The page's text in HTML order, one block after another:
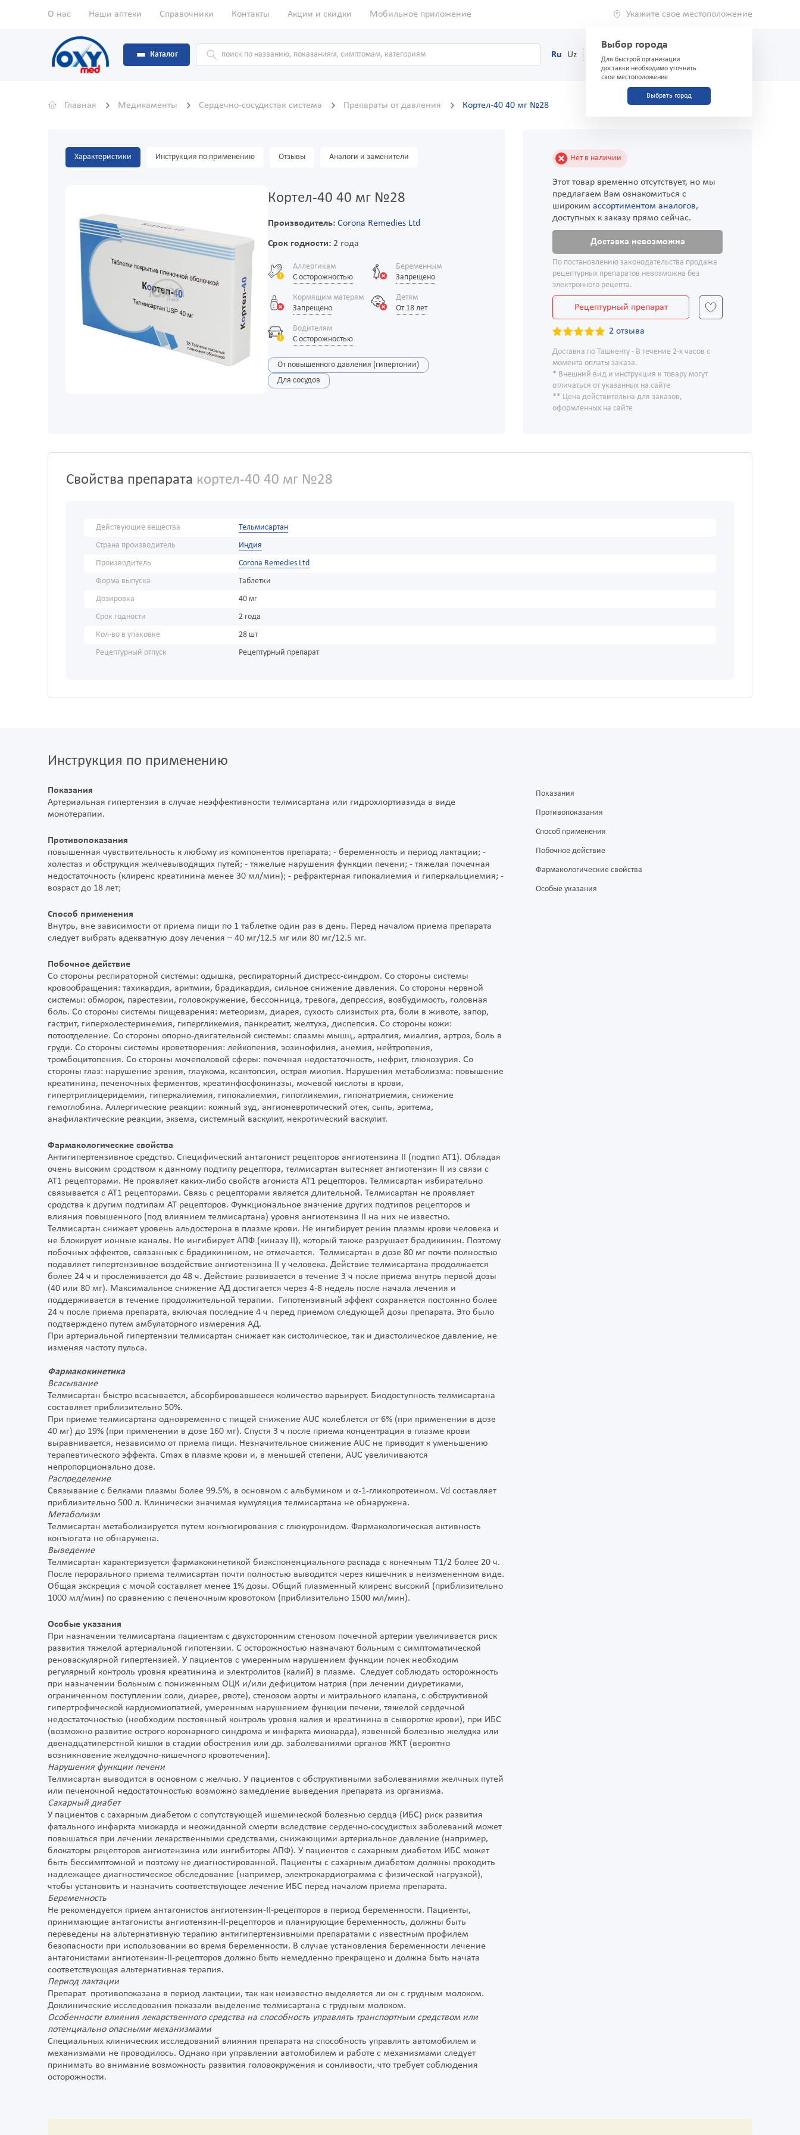
О нас Наши аптеки Справочники Контакты Акции и скидки Мобильное приложение Укажите свое местоположение
Выбор города
Для быстрой организации
доставки необходимо уточнить
свое местоположение
Выбрать город
Каталог Ru Uz (71) 200-03-03
Главная Медикаменты Сердечно-сосудистая система Препараты от давления Кортел-40 40 мг №28
Характеристики Инструкция по применению Отзывы Аналоги и заменители
Кортел-40 40 мг №28
Производитель: Corona Remedies Ltd
Срок годности:2 года
Аллергикам
С осторожностью
Беременным
Запрещено
Кормящим матерям
Запрещено
Детям
От 18 лет
Водителям
С осторожностью
От повышенного давления (гипертонии)
Для сосудов
Нет в наличии
Этот товар временно отсутствует, но мы
предлагаем Вам ознакомиться с
широким ассортиментом аналогов,
доступных к заказу прямо сейчас.
Доставка невозможна
По постановлению законодательства продажа
рецептурных препаратов невозможна без
электронного рецепта.
Рецептурный препарат
2 отзыва
Доставка по Ташкенту - В течение 2-х часов с
момента оплаты заказа.
* Внешний вид и инструкция к товару могут
отличаться от указанных на сайте
** Цена действительна для заказов,
оформленных на сайте
Свойства препарата кортел-40 40 мг №28
Действующие вещества
Тельмисартан
Страна производитель
Индия
Производитель
Corona Remedies Ltd
Форма выпуска
Таблетки
Дозировка
40 мг
Срок годности
2 года
Кол-во в упаковке
28 шт
Рецептурный отпуск
Рецептурный препарат
Инструкция по применению
Показания
Артериальная гипертензия в случае неэффективности телмисартана или гидрохлортиазида в виде
монотерапии.
Противопоказания
повышенная чувствительность к любому из компонентов препарата; - беременность и период лактации; -
холестаз и обструкция желчевыводящих путей; - тяжелые нарушения функции печени; - тяжелая почечная
недостаточность (клиренс креатинина менее 30 мл/мин); - рефрактерная гипокалиемия и гиперкальциемия; -
возраст до 18 лет;
Способ применения
Внутрь, вне зависимости от приема пищи по 1 таблетке один раз в день. Перед началом приема препарата
следует выбрать адекватную дозу лечения – 40 мг/12.5 мг или 80 мг/12.5 мг.
Побочное действие
Со стороны респираторной системы: одышка, респираторный дистресс-синдром. Со стороны системы
кровообращения: тахикардия, аритмии, брадикардия, сильное снижение давления. Со стороны нервной
системы: обморок, парестезии, головокружение, бессонница, тревога, депрессия, возбудимость, головная
боль. Со стороны системы пищеварения: метеоризм, диарея, сухость слизистых рта, боли в животе, запор,
гастрит, гиперхолестеринемия, гипергликемия, панкреатит, желтуха, диспепсия. Со стороны кожи:
потоотделение. Со стороны опорно-двигательной системы: спазмы мышц, артралгия, миалгия, артроз, боль в
груди. Со стороны системы кроветворения: лейкопения, эозинофилия, анемия, нейтропения,
тромбоцитопения. Со стороны мочеполовой сферы: почечная недостаточность, нефрит, глюкозурия. Со
стороны глаз: нарушение зрения, глаукома, ксантопсия, острая миопия. Нарушения метаболизма: повышение
креатинина, печеночных ферментов, креатинфосфокиназы, мочевой кислоты в крови,
гипертриглицеридемия, гиперкалиемия, гипокалиемия, гипогликемия, гипонатриемия, снижение
гемоглобина. Аллергические реакции: кожный зуд, ангионевротический отек, сыпь, эритема,
анафилактические реакции, экзема, системный васкулит, некротический васкулит.
Фармакологические свойства
Антигипертензивное средство. Специфический антагонист рецепторов ангиотензина II (подтип АТ1). Обладая
очень высоким сродством к данному подтипу рецептора, телмисартан вытесняет ангиотензин II из связи с
АТ1 рецепторами. Не проявляет каких-либо свойств агониста АТ1 рецепторов. Телмисартан избирательно
связывается с AT1 рецепторами. Связь с рецепторами является длительной. Телмисартан не проявляет
сродства к другим подтипам АТ рецепторов. Функциональное значение других подтипов рецепторов и
влияния повышенного (под влиянием телмисартана) уровня ангиотензина II на них не известно.
Телмисартан снижает уровень альдостерона в плазме крови. Не ингибирует ренин плазмы крови человека и
не блокирует ионные каналы. Не ингибирует АПФ (киназу II), который также разрушает брадикинин. Поэтому
побочных эффектов, связанных с брадикинином, не отмечается. Телмисартан в дозе 80 мг почти полностью
подавляет гипертензивное воздействие ангиотензина II у человека. Действие телмисартана продолжается
более 24 ч и прослеживается до 48 ч. Действие развивается в течение 3 ч после приема внутрь первой дозы
(40 или 80 мг). Максимальное снижение АД достигается через 4-8 недель после начала лечения и
поддерживается в течение продолжительной терапии. Гипотензивный эффект сохраняется постоянно более
24 ч после приема препарата, включая последние 4 ч перед приемом следующей дозы препарата. Это было
подтверждено путем амбулаторного измерения АД.
При артериальной гипертензии телмисартан снижает как систолическое, так и диастолическое давление, не
изменяя частоту пульса.
Фармакокинетика
Всасывание
Телмисартан быстро всасывается, абсорбировавшееся количество варьирует. Биодоступность телмисартана
составляет приблизительно 50%.
При приеме телмисартана одновременно с пищей снижение AUC колеблется от 6% (при применении в дозе
40 мг) до 19% (при применении в дозе 160 мг). Спустя 3 ч после приема концентрация в плазме крови
выравнивается, независимо от приема пищи. Незначительное снижение AUC не приводит к уменьшению
терапевтического эффекта. Сmax в плазме крови и, в меньшей степени, AUC увеличиваются
непропорционально дозе.
Распределение
Связывание с белками плазмы более 99.5%, в основном с альбумином и α-1-гликопротеином. Vd составляет
приблизительно 500 л. Клинически значимая кумуляция телмисартана не обнаружена.
Метаболизм
Телмисартан метаболизируется путем конъюгирования с глюкуронидом. Фармакологическая активность
конъюгата не обнаружена.
Выведение
Телмисартан характеризуется фармакокинетикой биэкспоненциального распада с конечным Т1/2 более 20 ч.
После перорального приема телмисартан почти полностью выводится через кишечник в неизмененном виде.
Общая экскреция с мочой составляет менее 1% дозы. Общий плазменный клиренс высокий (приблизительно
1000 мл/мин) по сравнению с печеночным кровотоком (приблизительно 1500 мл/мин).
Особые указания
При назначении телмисартана пациентам с двухсторонним стенозом почечной артерии увеличивается риск
развития тяжелой артериальной гипотензии. С осторожностью назначают больным с симптоматической
реноваскулярной гипертензией. У пациентов с умеренным нарушением функции почек необходим
регулярный контроль уровня креатинина и электролитов (калий) в плазме. Следует соблюдать осторожность
при назначении больным с пониженным ОЦК и/или дефицитом натрия (при лечении диуретиками,
ограниченном поступлении соли, диарее, рвоте), стенозом аорты и митрального клапана, с обструктивной
гипертрофической кардиомиопатией, умеренным нарушением функции печени, тяжелой сердечной
недостаточностью (необходим постоянный контроль уровня калия и креатинина в сыворотке крови), при ИБС
(возможно развитие острого коронарного синдрома и инфаркта миокарда), язвенной болезнью желудка или
двенадцатиперстной кишки в стадии обострения или др. заболеваниями органов ЖКТ (вероятно
возникновение желудочно-кишечного кровотечения).
Нарушения функции печени
Телмисартан выводится в основном с желчью. У пациентов с обструктивными заболеваниями желчных путей
или печеночной недостаточностью возможно замедление выведения препарата из организма.
Сахарный диабет
У пациентов с сахарным диабетом с сопутствующей ишемической болезнью сердца (ИБС) риск развития
фатального инфаркта миокарда и неожиданной смерти вследствие сердечно-сосудистых заболеваний может
повышаться при лечении лекарственными средствами, снижающими артериальное давление (например,
блокаторы рецепторов ангиотензина или ингибиторы АПФ). У пациентов с сахарным диабетом ИБС может
быть бессимптомной и поэтому не диагностированной. Пациенты с сахарным диабетом должны проходить
надлежащее диагностическое обследование (например, электрокардиограмма с физической нагрузкой),
чтобы установить и назначить соответствующее лечение ИБС перед началом приема препарата.
Беременность
Не рекомендуется прием антагонистов ангиотензин-II-рецепторов в период беременности. Пациенты,
принимающие антагонисты ангиотензин-II-рецепторов и планирующие беременность, должны быть
переведены на альтернативную терапию антигипертензивными препаратами с известным профилем
безопасности при использовании во время беременности. В случае установления беременности лечение
антагонистами ангиотензин-II-рецепторов должно быть немедленно прекращено и должна быть начата
соответствующая альтернативная терапия.
Период лактации
Препарат противопоказана в период лактации, так как неизвестно выделяется ли он с грудным молоком.
Доклинические исследования показали выделение телмисартана с грудным молоком.
Особенности влияния лекарственного средства на способность управлять транспортным средством или
потенциально опасными механизмами
Специальных клинических исследований влияния препарата на способность управлять автомобилем и
механизмами не проводилось. Однако при управлении автомобилем и работе с механизмами следует
принимать во внимание возможность развития головокружения и сонливости, что требует соблюдения
осторожности.
Показания
Противопоказания
Способ применения
Побочное действие
Фармакологические свойства
Особые указания